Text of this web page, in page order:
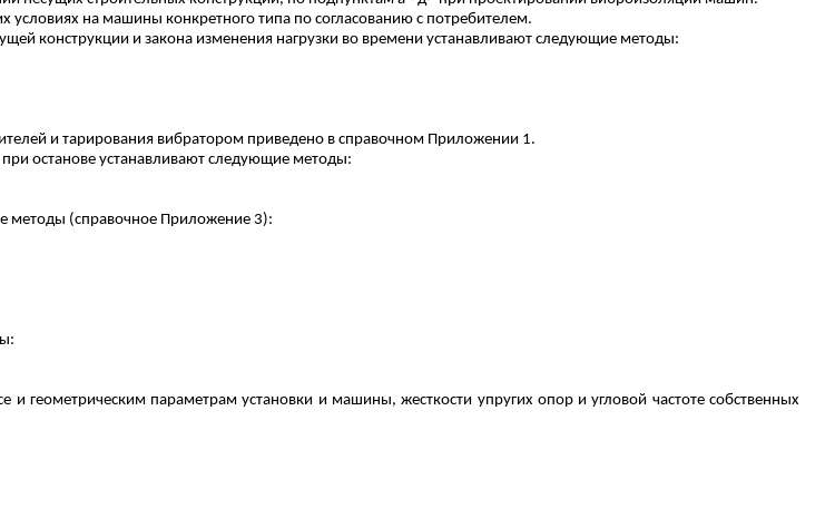
условиях на машины конкретного типа по согласованию с потребителем.
конструкции и закона изменения нагрузки во времени устанавливают следующие методы:
и тарирования вибратором приведено в справочном Приложении 1.
при останове устанавливают следующие методы:
методы (справочное Приложение 3):
параметрам установки и машины, жесткости упругих опор и угловой частоте собственных